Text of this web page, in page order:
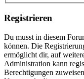
Registrieren
Du musst in diesem
können. Die
ermöglicht dir, auf
Administration kann
Berechtigungen